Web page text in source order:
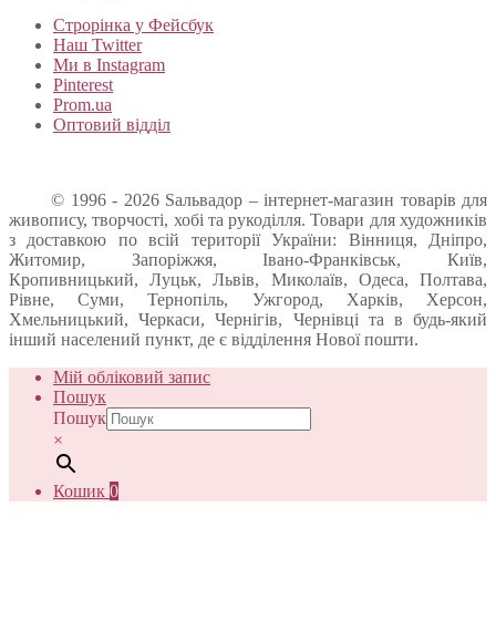
Строрінка у Фейсбук
Наш Twitter
Ми в Instagram
Pinterest
Prom.ua
Оптовий відділ
© 1996 - 2026 Sальвадор – інтернет-магазин товарів для
живопису, творчості, хобі та рукоділля. Товари для художників
з доставкою по всій території України: Вінниця, Дніпро,
Житомир, Запоріжжя, Івано-Франківськ, Київ,
Кропивницький, Луцьк, Львів, Миколаїв, Одеса, Полтава,
Рівне, Суми, Тернопіль, Ужгород, Харків, Херсон,
Хмельницький, Черкаси, Чернігів, Чернівці та в будь-який
інший населений пункт, де є відділення Нової пошти.
Мій обліковий запис
Пошук
Пошук
×
Кошик 0